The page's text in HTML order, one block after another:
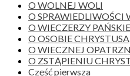
O WOLNEJ WOLI
O SPRAWIEDLIWOŚCI
O WIECZERZY
O OSOBIE CHRYSTUSA
O WIECZNEJ
O ZSTĄPIENIU
Część pierwsza